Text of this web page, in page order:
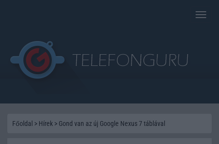
Toggle
Főoldal > Hírek > Gond van az új Google Nexus 7 táblával